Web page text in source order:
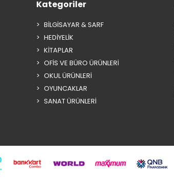
Kategoriler
BİLGİSAYAR & SARF
HEDİYELİK
KİTAPLAR
OFİS VE BÜRO ÜRÜNLERİ
OKUL ÜRÜNLERİ
OYUNCAKLAR
SANAT ÜRÜNLERİ